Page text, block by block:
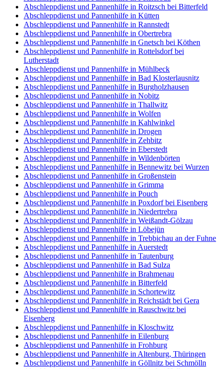
Abschleppdienst und Pannenhilfe in Roitzsch bei Bitterfeld
Abschleppdienst und Pannenhilfe in Kütten
Abschleppdienst und Pannenhilfe in Rannstedt
Abschleppdienst und Pannenhilfe in Obertrebra
Abschleppdienst und Pannenhilfe in Gnetsch bei Köthen
Abschleppdienst und Pannenhilfe in Rottelsdorf bei
Lutherstadt
Abschleppdienst und Pannenhilfe in Mühlbeck
Abschleppdienst und Pannenhilfe in Bad Klosterlausnitz
Abschleppdienst und Pannenhilfe in Burgholzhausen
Abschleppdienst und Pannenhilfe in Nobitz
Abschleppdienst und Pannenhilfe in Thallwitz
Abschleppdienst und Pannenhilfe in Wolfen
Abschleppdienst und Pannenhilfe in Kahlwinkel
Abschleppdienst und Pannenhilfe in Drogen
Abschleppdienst und Pannenhilfe in Zehbitz
Abschleppdienst und Pannenhilfe in Eberstedt
Abschleppdienst und Pannenhilfe in Wildenbörten
Abschleppdienst und Pannenhilfe in Bennewitz bei Wurzen
Abschleppdienst und Pannenhilfe in Großenstein
Abschleppdienst und Pannenhilfe in Grimma
Abschleppdienst und Pannenhilfe in Pouch
Abschleppdienst und Pannenhilfe in Poxdorf bei Eisenberg
Abschleppdienst und Pannenhilfe in Niedertrebra
Abschleppdienst und Pannenhilfe in Weißandt-Gölzau
Abschleppdienst und Pannenhilfe in Löbejün
Abschleppdienst und Pannenhilfe in Trebbichau an der Fuhne
Abschleppdienst und Pannenhilfe in Auerstedt
Abschleppdienst und Pannenhilfe in Tautenburg
Abschleppdienst und Pannenhilfe in Bad Sulza
Abschleppdienst und Pannenhilfe in Brahmenau
Abschleppdienst und Pannenhilfe in Bitterfeld
Abschleppdienst und Pannenhilfe in Schortewitz
Abschleppdienst und Pannenhilfe in Reichstädt bei Gera
Abschleppdienst und Pannenhilfe in Rauschwitz bei
Eisenberg
Abschleppdienst und Pannenhilfe in Kloschwitz
Abschleppdienst und Pannenhilfe in Eilenburg
Abschleppdienst und Pannenhilfe in Frohburg
Abschleppdienst und Pannenhilfe in Altenburg, Thüringen
Abschleppdienst und Pannenhilfe in Göllnitz bei Schmölln